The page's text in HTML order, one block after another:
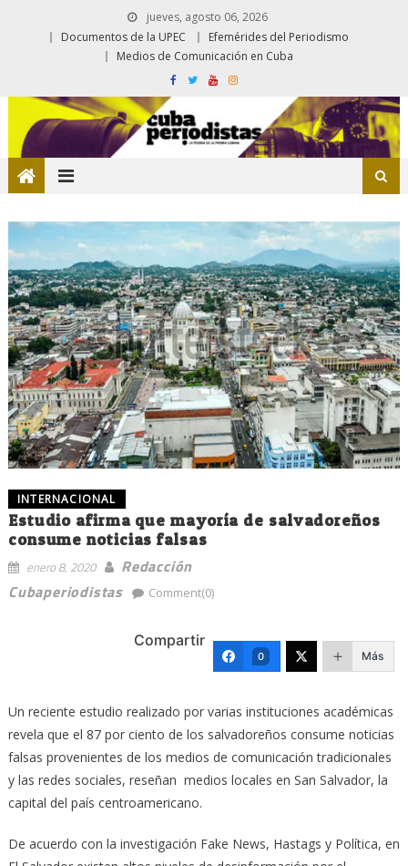
jueves, agosto 06, 2026
Documentos de la UPEC
Efemérides del Periodismo
Medios de Comunicación en Cuba
INTERNACIONAL
Estudio afirma que mayoría de salvadoreños
consume noticias falsas
enero 8, 2020
Redacción
Cubaperiodistas
Comment(0)
Compartir
0 Más
Un reciente estudio realizado por varias instituciones académicas
revela que el 87 por ciento de los salvadoreños consume noticias
falsas provenientes de los medios de comunicación tradicionales
y las redes sociales, reseñan medios locales en San Salvador, la
capital del país centroamericano.
De acuerdo con la investigación Fake News, Hastags y Política, en